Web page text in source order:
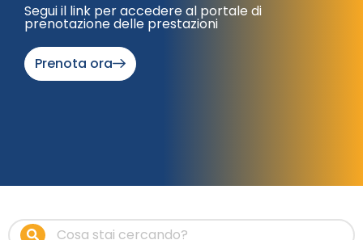
Segui il link per accedere al portale di
prenotazione delle prestazioni
Prenota ora